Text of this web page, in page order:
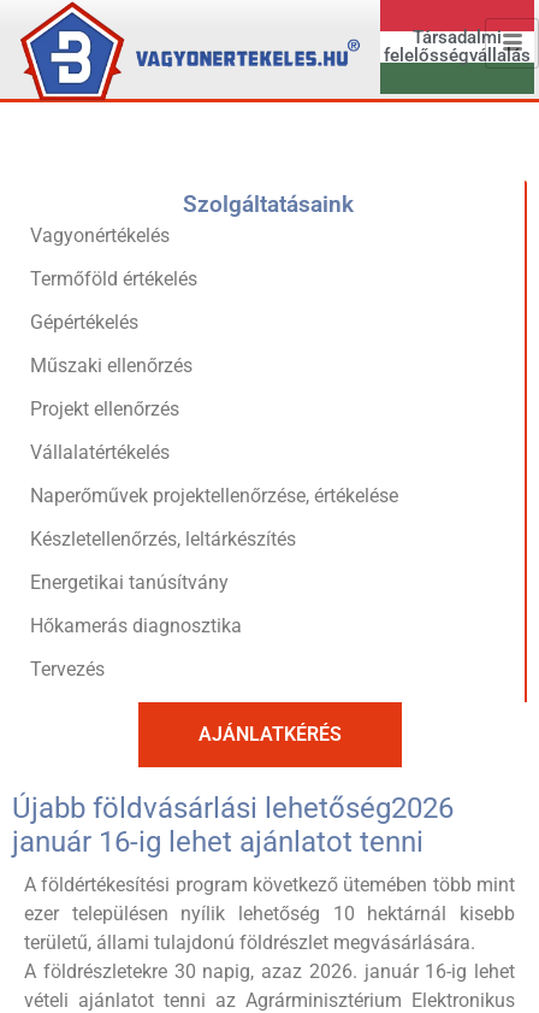
Társadalmi
felelősségvállalás
Szolgáltatásaink
Vagyonértékelés
Termőföld értékelés
Gépértékelés
Műszaki ellenőrzés
Projekt ellenőrzés
Vállalatértékelés
Naperőművek projektellenőrzése, értékelése
Készletellenőrzés, leltárkészítés
Energetikai tanúsítvány
Hőkamerás diagnosztika
Tervezés
AJÁNLATKÉRÉS
Újabb földvásárlási lehetőség2026
január 16-ig lehet ajánlatot tenni
A földértékesítési program következő ütemében több mint
ezer településen nyílik lehetőség 10 hektárnál kisebb
területű, állami tulajdonú földrészlet megvásárlására.
A földrészletekre 30 napig, azaz 2026. január 16-ig lehet
vételi ajánlatot tenni az Agrárminisztérium Elektronikus